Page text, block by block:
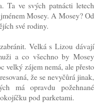
Ta ve svých patnácti letech
Mosey. A Mosey? Od
své rodiny.
Velká s Lizou dávají
a co všechno by Mosey
velký zájem nemá, ale přesto
že se nevyčůrá jinak,
má opravdu požehnané
pod parketami.